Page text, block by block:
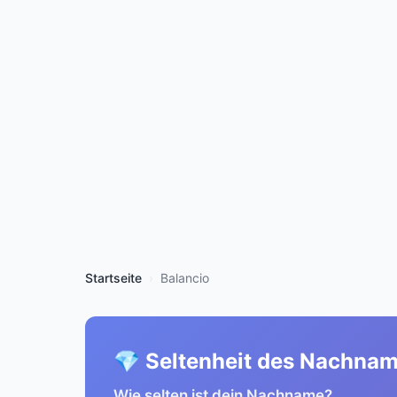
Startseite Balancio
💎 Seltenheit des